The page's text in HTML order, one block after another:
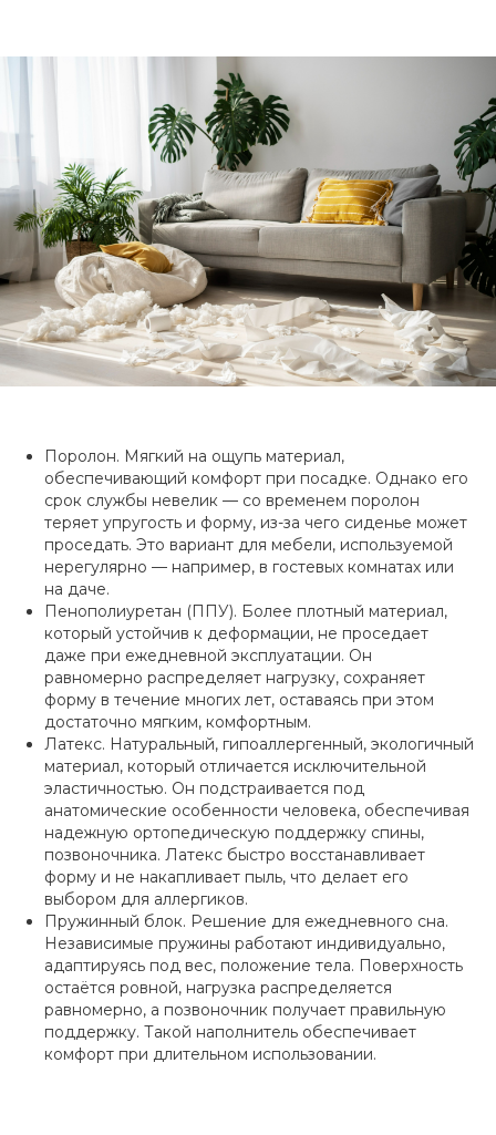
Поролон. Мягкий на ощупь материал,
обеспечивающий комфорт при посадке. Однако его
срок службы невелик — со временем поролон
теряет упругость и форму, из-за чего сиденье может
проседать. Это вариант для мебели, используемой
нерегулярно — например, в гостевых комнатах или
на даче.
Пенополиуретан (ППУ). Более плотный материал,
который устойчив к деформации, не проседает
даже при ежедневной эксплуатации. Он
равномерно распределяет нагрузку, сохраняет
форму в течение многих лет, оставаясь при этом
достаточно мягким, комфортным.
Латекс. Натуральный, гипоаллергенный, экологичный
материал, который отличается исключительной
эластичностью. Он подстраивается под
анатомические особенности человека, обеспечивая
надежную ортопедическую поддержку спины,
позвоночника. Латекс быстро восстанавливает
форму и не накапливает пыль, что делает его
выбором для аллергиков.
Пружинный блок. Решение для ежедневного сна.
Независимые пружины работают индивидуально,
адаптируясь под вес, положение тела. Поверхность
остаётся ровной, нагрузка распределяется
равномерно, а позвоночник получает правильную
поддержку. Такой наполнитель обеспечивает
комфорт при длительном использовании.